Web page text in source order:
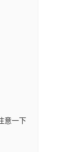
意一下